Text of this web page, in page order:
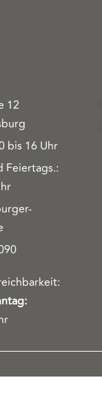
12
bis 16 Uhr
Feiertags.: